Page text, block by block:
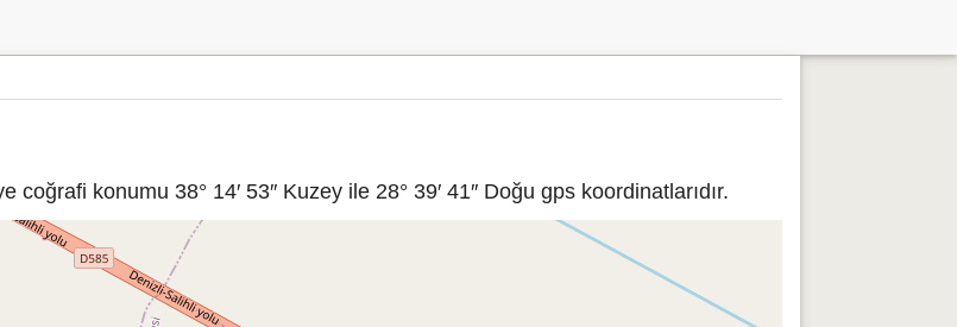
konumu 38° 14′ 53″ Kuzey ile 28° 39′ 41″ Doğu gps koordinatlarıdır.